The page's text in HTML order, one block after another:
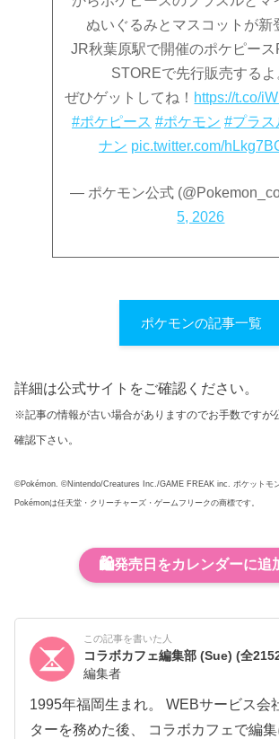
ぬいぐるみとマスコットが新
JR秋葉原駅で開催のポケピース
STOREで先行販売するよ
ぜひゲットしてね！ https://t.co/
#ポケピース #ポケモン #プラス
ナン pic.twitter.com/
— ポケモン公式
5, 2026
ポケモンの記事一覧
詳細は公式サイトをご確認ください。
※記事の情報が古い場合がありますのでお手数ですが
確認下さい。
©Pokémon. ©Nintendo/Creatures Inc./GAME FREAK inc. ポケットモ
Pokémonは任天堂・クリーチャーズ・ゲームフリークの商標です。
🛍️発売日をカレンダーに追
この記事を書いた人
コラボカフェ編集部 (Sue)(全
編集者
1995年福岡生まれ。 WEBサービス会
ターを務めた後、 コラボカフェで編